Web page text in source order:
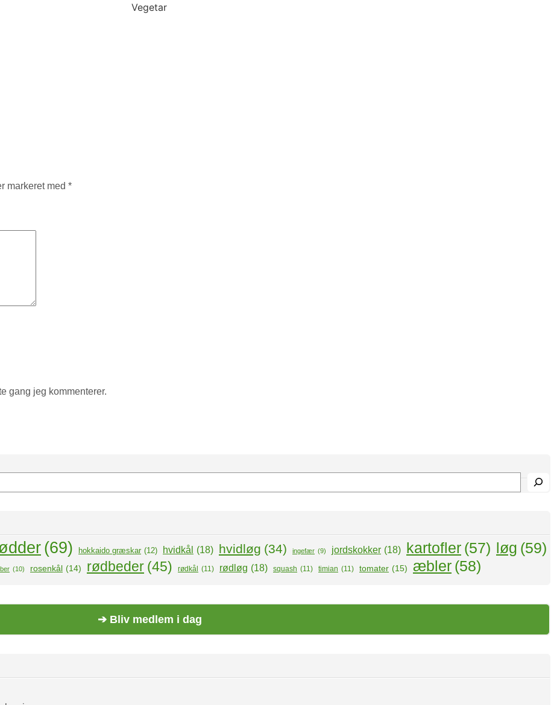
Vegetar
markeret med *
gang jeg kommenterer.
(69) hokkaido græskar (12) hvidkål (18) hvidløg (34) ingefær (9) jordskokker (18) kartofler (57) løg (59)
(10) rosenkål (14) rødbeder (45) rødkål (11) rødløg (18) squash (11) timian (11) tomater (15) æbler (58)
➔ Bliv medlem i dag